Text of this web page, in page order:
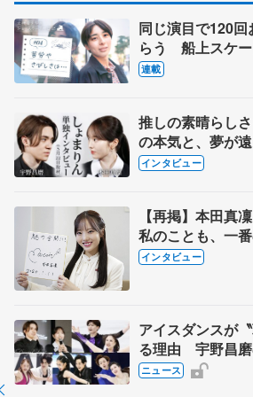
同じ演目で120
らう 船上スケー
とは 影響あった
連載
推しの素晴らし
の本気と、夢が
田真凜の覚悟
インタビュー
【再掲】本田真
私のことも、一
退時の単独イン
インタビュー
アイスダンスが
る理由 宇野昌磨
実力者が相次い
ニュース